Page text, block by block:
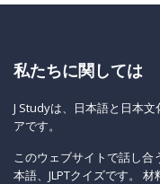
私たちに関しては
J Studyは、日本語と日本
アです。
このウェブサイトで話し合
本語、JLPTクイズです。 材